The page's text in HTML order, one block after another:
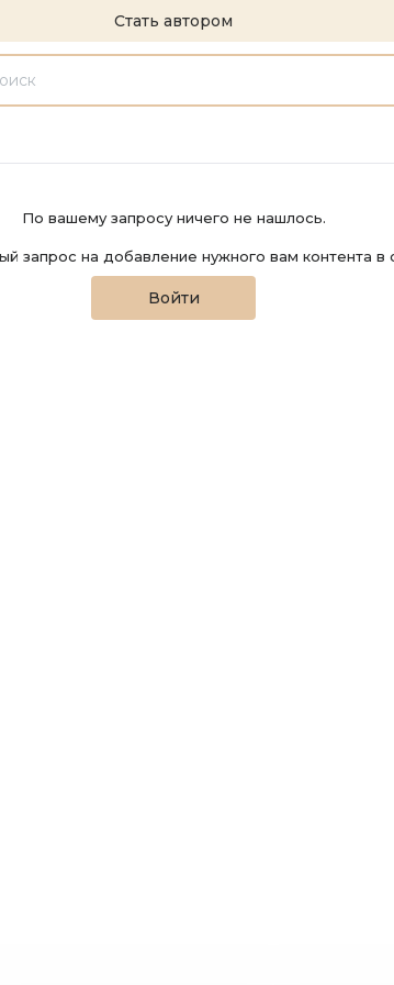
Стать автором
По вашему запросу ничего не нашлось.
запрос на добавление нужного вам контента в
Войти